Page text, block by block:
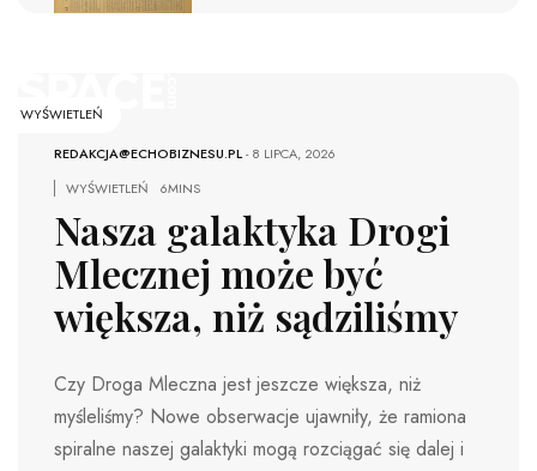
WYŚWIETLEŃ
REDAKCJA@ECHOBIZNESU.PL-8 LIPCA, 2026
WYŚWIETLEŃ
6MINS
Nasza galaktyka Drogi
Mlecznej może być
większa, niż sądziliśmy
Czy Droga Mleczna jest jeszcze większa, niż
myśleliśmy? Nowe obserwacje ujawniły, że ramiona
spiralne naszej galaktyki mogą rozciągać się dalej i